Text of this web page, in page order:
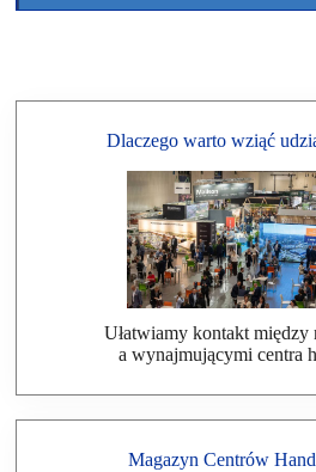
Dlaczego warto wziąć
Ułatwiamy kontakt między
a wynajmującymi centra
Magazyn Centrów